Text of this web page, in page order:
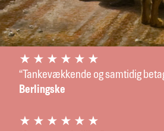
★ ★ ★ ★ ★ ★
“
Berlingske
★ ★ ★ ★ ★ ★